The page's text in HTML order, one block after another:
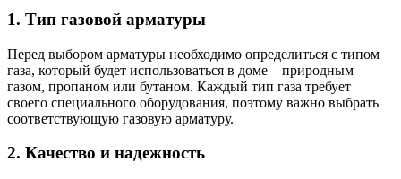
1. Тип газовой арматуры
Перед выбором арматуры необходимо определиться с типом
газа, который будет использоваться в доме – природным
газом, пропаном или бутаном. Каждый тип газа требует
своего специального оборудования, поэтому важно выбрать
соответствующую газовую арматуру.
2. Качество и надежность